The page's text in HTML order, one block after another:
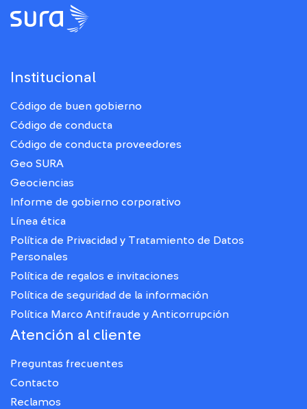
Institucional
Código de buen gobierno
Código de conducta
Código de conducta proveedores
Geo SURA
Geociencias
Informe de gobierno corporativo
Línea ética
Política de Privacidad y Tratamiento de Datos
Personales
Política de regalos e invitaciones
Política de seguridad de la información
Política Marco Antifraude y Anticorrupción
Atención al cliente
Preguntas frecuentes
Contacto
Reclamos